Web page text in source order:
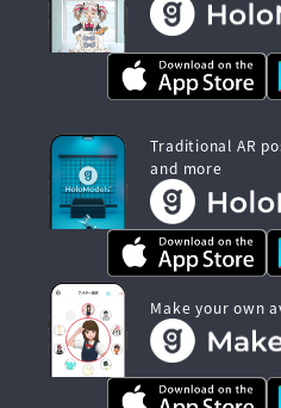
Traditional AR
and more
Make your own